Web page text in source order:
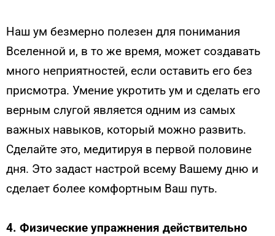
Наш ум безмерно полезен для понимания
Вселенной и, в то же время, может создавать
много неприятностей, если оставить его без
присмотра. Умение укротить ум и сделать его
верным слугой является одним из самых
важных навыков, который можно развить.
Сделайте это, медитируя в первой половине
дня. Это задаст настрой всему Вашему дню и
сделает более комфортным Ваш путь.
4. Физические упражнения действительно